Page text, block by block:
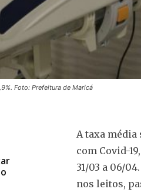
Foto: Prefeitura de Maricá
A taxa
com Covid-
31/03 a 06/
nos leitos,